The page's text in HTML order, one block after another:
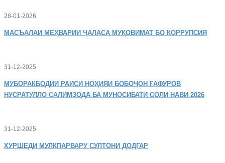
28-01-2026
МАСЪАЛАИ МЕҲВАРИИ ҶАЛАСА МУҚОВИМАТ БО КОРРУПСИЯ
31-12-2025
МУБОРАКБОДИИ РАИСИ НОҲИЯИ БОБОҶОН ҒАФУРОВ
НУСРАТУЛЛО САЛИМЗОДА БА МУНОСИБАТИ СОЛИ НАВИ 2026
31-12-2025
ХУРШЕДИ МУЛКПАРВАРУ СУЛТОНИ ДОДГАР